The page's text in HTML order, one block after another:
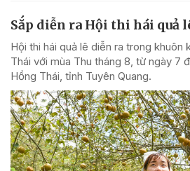
Sắp diễn ra Hội thi hái quả
Hội thi hái quả lê diễn ra trong khuôn
Thái với mùa Thu tháng 8, từ ngày 7
Hồng Thái, tỉnh Tuyên Quang.